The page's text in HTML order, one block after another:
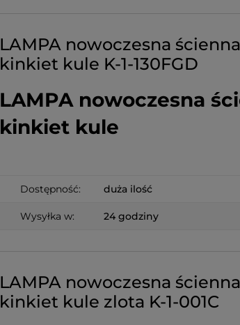
LAMPA nowoczesna ścienna
kinkiet kule K-1-130FGD
LAMPA nowoczesna
kinkiet kule
Dostępność: duża ilość
Wysyłka w: 24 godziny
LAMPA nowoczesna ścienna
kinkiet kule zlota K-1-001C